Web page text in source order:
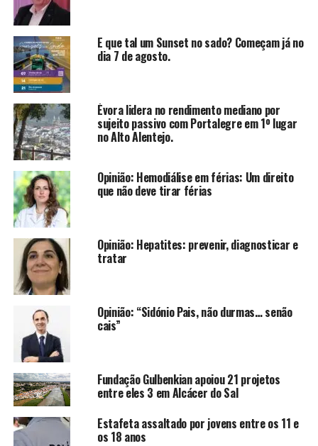
E que tal um Sunset no sado? Começam já no
dia 7 de agosto.
Évora lidera no rendimento mediano por
sujeito passivo com Portalegre em 1º lugar
no Alto Alentejo.
Opinião: Hemodiálise em férias: Um direito
que não deve tirar férias
Opinião: Hepatites: prevenir, diagnosticar e
tratar
Opinião: “Sidónio Pais, não durmas… senão
cais”
Fundação Gulbenkian apoiou 21 projetos
entre eles 3 em Alcácer do Sal
Estafeta assaltado por jovens entre os 11 e
os 18 anos